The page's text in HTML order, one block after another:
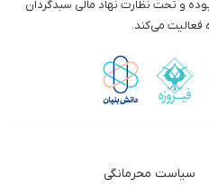
و تحت نظارت نهاد مالی سبدگردان
فعالیت می‌کند.
سیاست محرمانگی